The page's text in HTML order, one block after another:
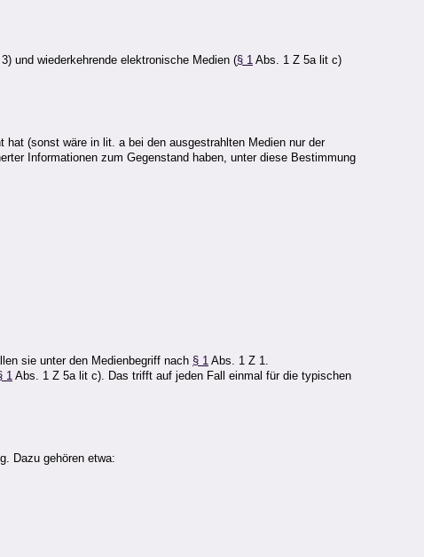
und wiederkehrende elektronische Medien (§ 1 Abs. 1 Z 5a lit c)
(sonst wäre in lit. a bei den ausgestrahlten Medien nur der
Informationen zum Gegenstand haben, unter diese Bestimmung
sie unter den Medienbegriff nach § 1 Abs. 1 Z 1.
1 Abs. 1 Z 5a lit c). Das trifft auf jeden Fall einmal für die typischen
Dazu gehören etwa: